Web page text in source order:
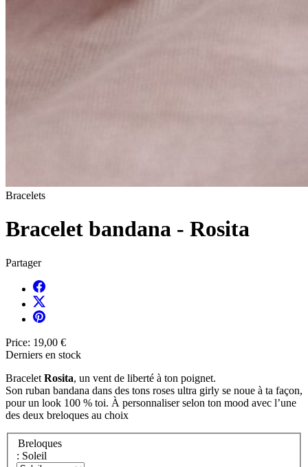
Bracelets
Bracelet bandana - Rosita
Partager
Price: 19,00 €
Derniers en stock
Bracelet Rosita, un vent de liberté à ton poignet.
Son ruban bandana dans des tons roses ultra girly se noue à ta façon,
pour un look 100 % toi. À personnaliser selon ton mood avec l’une
des deux breloques au choix
Breloques
: Soleil